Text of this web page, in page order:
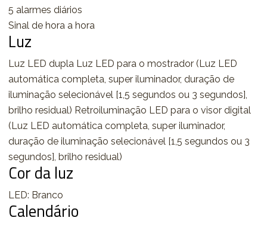
5 alarmes diários
Sinal de hora a hora
Luz
Luz LED dupla Luz LED para o mostrador (Luz LED
automática completa, super iluminador, duração de
iluminação selecionável [1,5 segundos ou 3 segundos],
brilho residual) Retroiluminação LED para o visor digital
(Luz LED automática completa, super iluminador,
duração de iluminação selecionável [1,5 segundos ou 3
segundos], brilho residual)
Cor da luz
LED: Branco
Calendário